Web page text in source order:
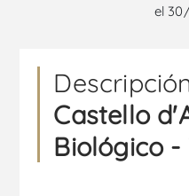
el
Castello
Biológico -